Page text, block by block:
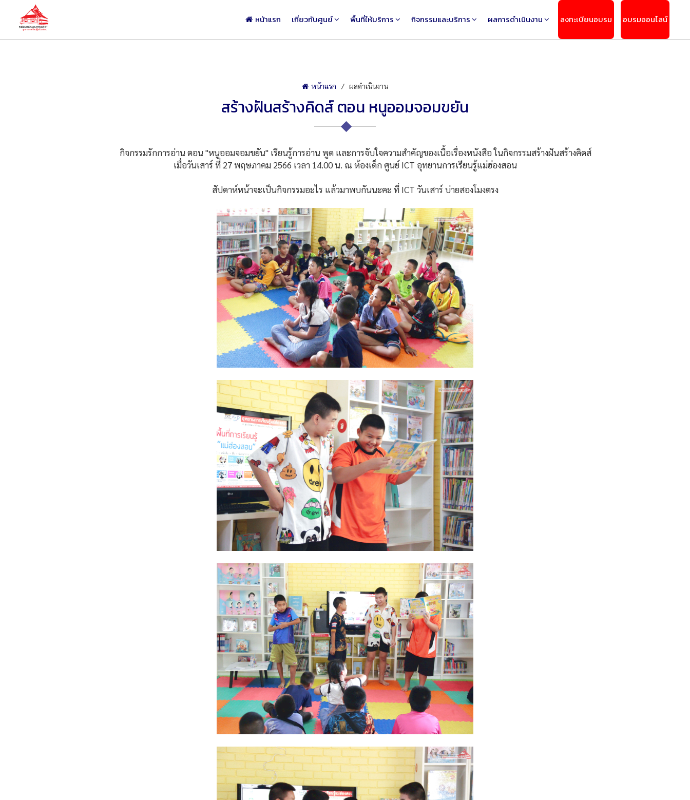
หน้าแรก เกี่ยวกับศูนย์ พื้นที่ให้บริการ กิจกรรมและบริการ ผลการดำเนินงาน ลงทะเบียนอบรม อบรมออนไลน์
หน้าแรก ผลดำเนินงาน
สร้างฝันสร้างคิดส์ ตอน หนูออมจอมขยัน
กิจกรรมรักการอ่าน ตอน "หนูออมจอมขยัน" เรียนรู้การอ่าน พูด และการจับใจความสำคัญของเนื้อเรื่องหนังสือ ในกิจกรรมสร้างฝันสร้างคิดส์
เมื่อวันเสาร์ ที่ 27 พฤษภาคม 2566 เวลา 14.00 น. ณ ห้องเด็ก ศูนย์ ICT อุทยานการเรียนรู้แม่ฮ่องสอน
สัปดาห์หน้าจะเป็นกิจกรรมอะไร แล้วมาพบกันนะคะ ที่ ICT วันเสาร์ บ่ายสองโมงตรง